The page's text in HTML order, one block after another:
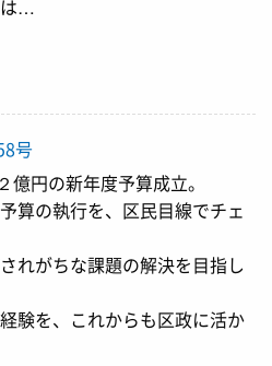
は…
号
円の新年度予算成立。
算の執行を、区民目線でチェ
れがちな課題の解決を目指し
験を、これからも区政に活か